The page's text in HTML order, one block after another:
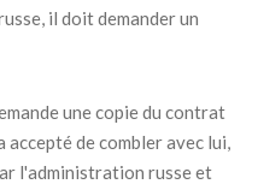
il doit demander un
une copie du contrat
de combler avec lui,
l'administration russe et